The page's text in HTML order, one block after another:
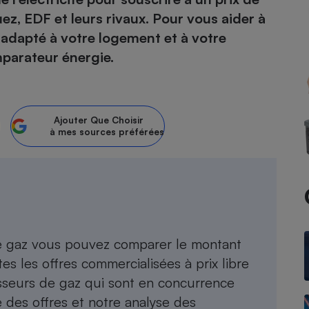
EDF et leurs rivaux. Pour vous aider à
à votre logement et à votre
énergie.
Ajouter Que Choisir
à mes sources préférées
gaz vous pouvez comparer le montant
les offres commercialisées à prix libre
de gaz qui sont en concurrence
offres et notre analyse des
alimentation locale
Banque en ligne
sèche-linge
congélateur
smartphone
nettoyeur haute
mutuelle
funèbres
Puériculture - Produit
pour bébé